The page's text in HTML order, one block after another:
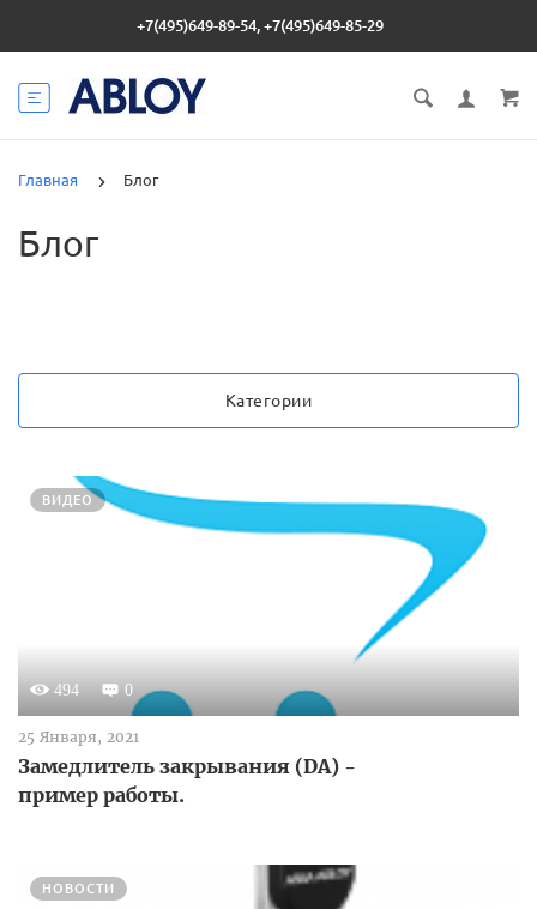
+7(495)649-89-54, +7(495)649-85-29
Главная Блог
Блог
Категории
ВИДЕО
494 0
25 Января, 2021
Замедлитель закрывания (DA) -
пример работы.
НОВОСТИ